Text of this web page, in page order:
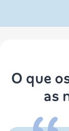
O que
as